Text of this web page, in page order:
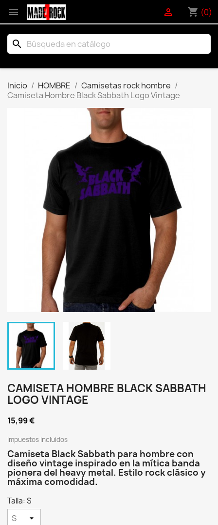
 shopping_cart (0)

search
Inicio HOMBRE
Camisetas rock hombre
Camiseta Hombre Black Sabbath Logo Vintage
CAMISETA HOMBRE BLACK SABBATH
LOGO VINTAGE
15,99 €
Impuestos incluidos
Camiseta Black Sabbath para hombre con
diseño vintage inspirado en la mítica banda
pionera del heavy metal. Estilo rock clásico y
máxima comodidad.
Talla: S